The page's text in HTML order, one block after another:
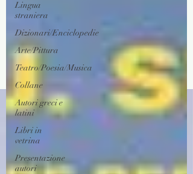
Lingua
straniera
Dizionari/Enciclopedie
Arte/Pittura
Teatro/Poesia/Musica
Collane
Autori greci e
latini
Libri in
vetrina
Presentazione
autori